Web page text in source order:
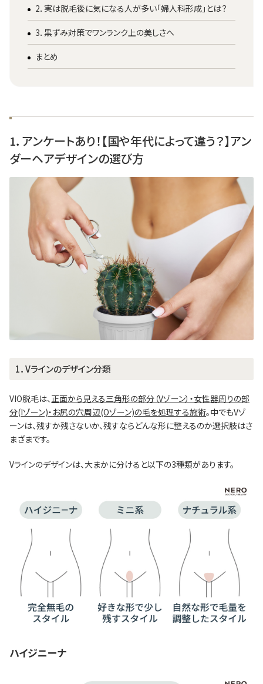
2．実は脱毛後に気になる人が多い「婦人科形成」とは？
3．黒ずみ対策でワンランク上の美しさへ
まとめ
1．アンケートあり！【国や年代によって違う？】アン
ダーヘアデザインの選び方
1．Vラインのデザイン分類
VIO脱毛は、 正面から見える三角形の部分（Vゾーン）・女性器周りの部
分(Iゾーン)・お尻の穴周辺(Oゾーン)の毛を処理する施術。中でもVゾ
ーンは、残すか残さないか、残すならどんな形に整えるのか選択肢はさ
まざまです。
Vラインのデザインは、大まかに分けると以下の3種類があります。
ハイジニーナ